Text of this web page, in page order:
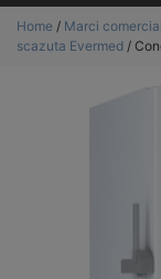
Home / Marci
scazuta Evermed /